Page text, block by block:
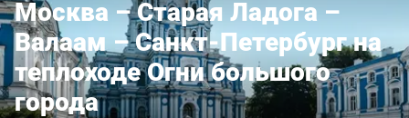
Москва – Старая Ладога –
Валаам – Санкт-Петербург на
теплоходе Огни большого
города